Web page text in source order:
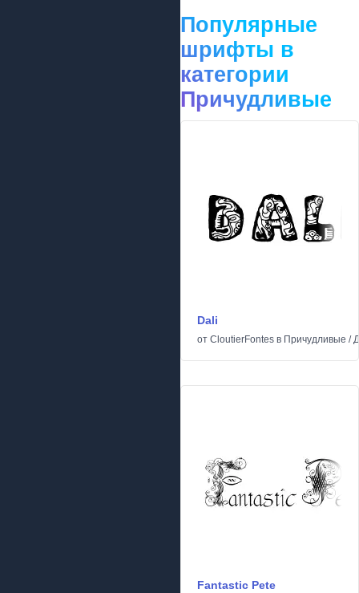
Популярные
шрифты в
категории
Причудливые
Dali
от CloutierFontes в Причудливые /
Fantastic Pete